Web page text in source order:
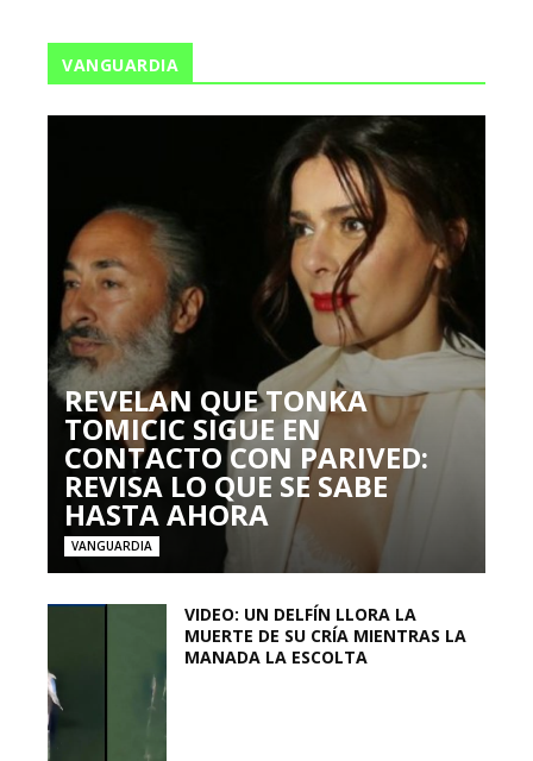
VANGUARDIA
REVELAN QUE TONKA
TOMICIC SIGUE EN
CONTACTO CON PARIVED:
REVISA LO QUE SE SABE
HASTA AHORA
VANGUARDIA
VIDEO: UN DELFÍN LLORA LA
MUERTE DE SU CRÍA MIENTRAS LA
MANADA LA ESCOLTA